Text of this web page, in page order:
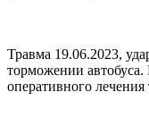
Травма 19.06.2023,
торможении
оперативного лечения